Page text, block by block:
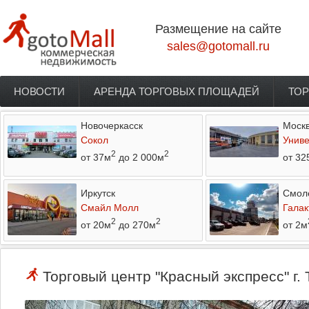
Размещение на сайте
sales@gotomall.ru
Главное меню
НОВОСТИ АРЕНДА ТОРГОВЫХ ПЛОЩАДЕЙ
Новочеркасск
Сокол
от 37м2 до 2 000м2
от
Иркутск
Смайл Молл
от 20м2 до 270м2
от 2м
Торговый центр "Красный экспресс" г.